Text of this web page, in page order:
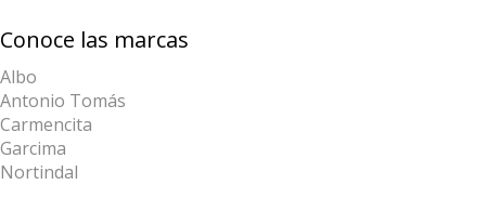
Conoce las marcas
Albo
Antonio Tomás
Carmencita
Garcima
Nortindal